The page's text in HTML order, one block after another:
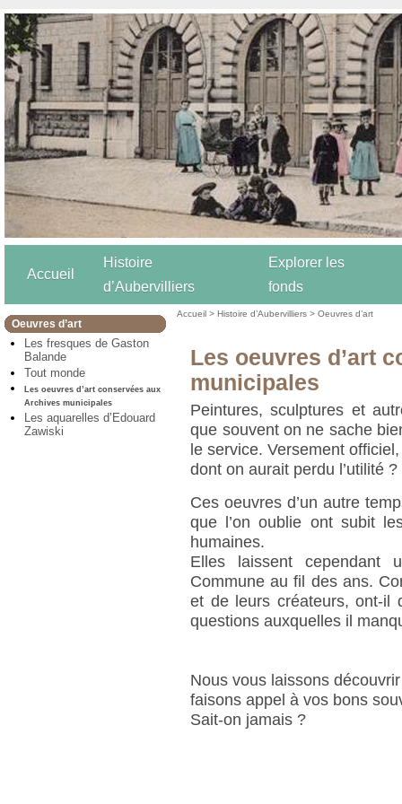
Accueil
Histoire
d’Aubervilliers
Explorer les
fonds
Oeuvres d’art
Les fresques de Gaston
Balande
Tout monde
Les oeuvres d’art conservées aux
Archives municipales
Les aquarelles d’Edouard
Zawiski
Accueil >Histoire d’Aubervilliers>Oeuvres d’art
Les oeuvres d’art
municipales
Peintures, sculptures et
que souvent on ne sache
le service. Versement
dont on aurait perdu l’utilité ?
Ces oeuvres d’un autre
que l’on oublie ont subit
humaines.
Elles laissent cependant
Commune au fil des ans.
et de leurs créateurs, ont-il
questions auxquelles il
Nous vous laissons
faisons appel à vos bons
Sait-on jamais ?